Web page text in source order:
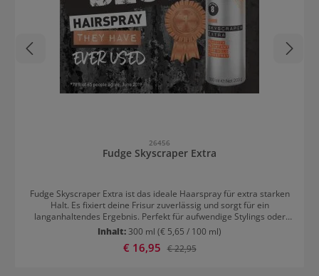
26456
Fudge Skyscraper Extra
Fudge Skyscraper Extra ist das ideale Haarspray für extra starken
Halt. Es fixiert deine Frisur zuverlässig und sorgt für ein
langanhaltendes Ergebnis. Perfekt für aufwendige Stylings oder
starke Looks mit Kontrolle. Für ein Finish, das den ganzen Tag
hält.Flexibles Finish ohne KompromisseTrotz starkem Halt bleibt
das Haar flexibel und formbar. Das Spray lässt sich leicht
Inhalt: 300 ml (€ 5,65 / 100 ml)
Verkaufspreis:
€ 16,95 Regulärer Preis:
€ 22,95